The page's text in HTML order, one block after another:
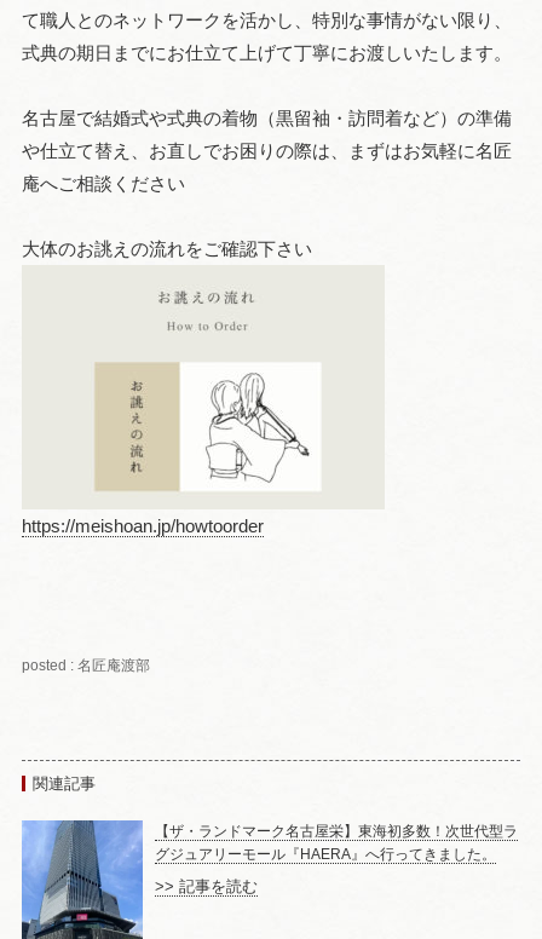
て職人とのネットワークを活かし、特別な事情がない限り、
式典の期日までにお仕立て上げて丁寧にお渡しいたします。
名古屋で結婚式や式典の着物（黒留袖・訪問着など）の準備
や仕立て替え、お直しでお困りの際は、まずはお気軽に名匠
庵へご相談ください
大体のお誂えの流れをご確認下さい
https://meishoan.jp/howtoorder
posted : 名匠庵渡部
関連記事
【ザ・ランドマーク名古屋栄】東海初多数！次世代型ラ
グジュアリーモール『HAERA』へ行ってきました。
>> 記事を読む